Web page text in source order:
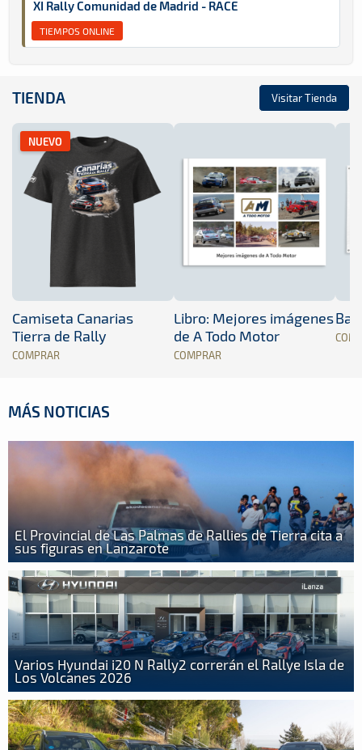
XI Rally Comunidad de Madrid - RACE
TIEMPOS ONLINE
TIENDA Visitar Tienda
NUEVO
Camiseta Canarias
Tierra de Rally
COMPRAR
Libro: Mejores imágenes
de A Todo Motor
COMPRAR
MÁS NOTICIAS
El Provincial de Las Palmas de Rallies de Tierra cita a
sus figuras en Lanzarote
Varios Hyundai i20 N Rally2 correrán el Rallye Isla de
Los Volcanes 2026